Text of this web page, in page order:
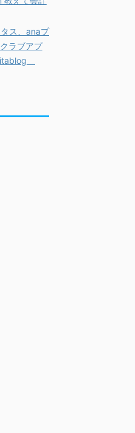
ス、anaプ
ラブアプ